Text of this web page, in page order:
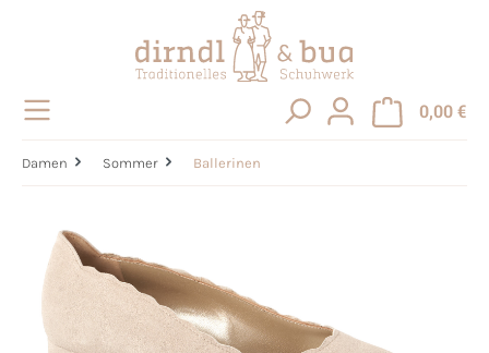
0,00 €
Damen Sommer Ballerinen